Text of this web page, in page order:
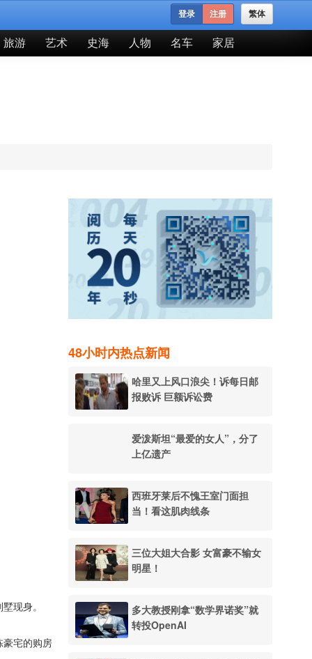
繁体
登录 注册
旅游 艺术 史海 人物 名车 家居
现身。
豪宅的购房
48小时内热点新闻
哈里又上风口浪尖！诉每日邮
报败诉 巨额诉讼费
爱泼斯坦“最爱的女人”，分了
上亿遗产
西班牙莱后不愧王室门面担
当！看这肌肉线条
三位大姐大合影 女富豪不输女
明星！
多大教授刚拿“数学界诺奖”就
转投OpenAI